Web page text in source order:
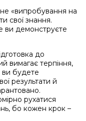
«випробування на
свої знання.
ви демонструєте
до
вимагає терпіння,
ви будете
результати й
рухатися
бо кожен крок –